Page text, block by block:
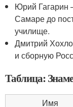
Юрий Гагарин
Самаре до
училище.
Дмитрий
и сборную
Таблица:
Имя